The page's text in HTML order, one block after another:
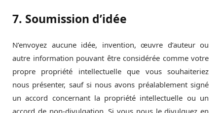
7. Soumission d’idée
N’envoyez aucune idée, invention, œuvre d’auteur ou
autre information pouvant être considérée comme votre
propre propriété intellectuelle que vous souhaiteriez
nous présenter, sauf si nous avons préalablement signé
un accord concernant la propriété intellectuelle ou un